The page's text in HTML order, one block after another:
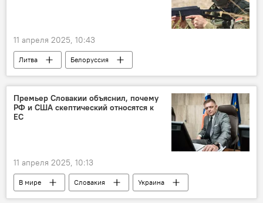
11 апреля 2025, 10:43
Литва
Белоруссия
государственная граница
граница
вооруженные силы
военные учения
Минобороны Беларуси
Премьер Словакии объяснил, почему
РФ и США скептический относятся к
ЕС
11 апреля 2025, 10:13
В мире Словакия
Украина
Евросоюз (ЕС)
Роберт Фицо